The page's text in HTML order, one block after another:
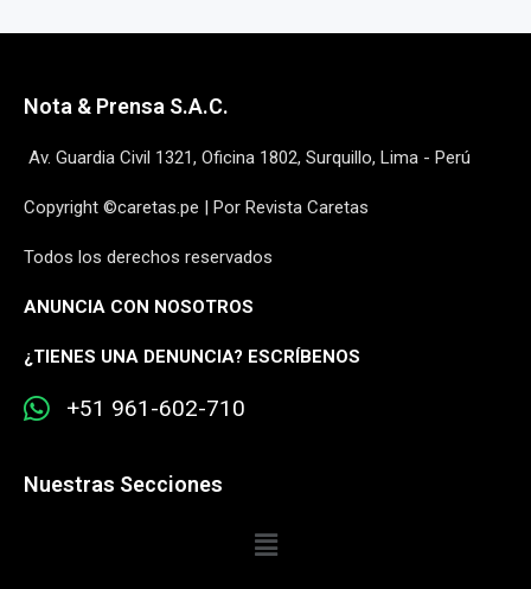
Nota & Prensa S.A.C.
Av. Guardia Civil 1321, Oficina 1802, Surquillo, Lima - Perú
Copyright ©caretas.pe | Por Revista Caretas
Todos los derechos reservados
ANUNCIA CON NOSOTROS
¿TIENES UNA DENUNCIA? ESCRÍBENOS
+51 961-602-710
Nuestras Secciones